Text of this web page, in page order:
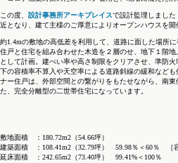
この度、 設計事務所アーキプレイスで設計監理しました
近となり、建て主様のご厚意によりオープンハウスを開
約1.4mの敷地の高低差を利用して、道路に面した場所
住戸と住宅を組み合わせた木造を２層のせ、地下１階地
として計画。建ぺい率や高さ制限をクリアさせ、準防
下の容積率不算入や天空率による道路斜線の緩和など
ナー住戸は、外部空間との繋がりをもたせながら、南
た、完全分離型の二世帯住宅になっています。
敷地面積 ：180.72m2（54.66坪）
建築面積 ：108.41m2（32.79坪） 59.98％＜60％ ［容
延床面積 ：242.65m2（73.40坪） 99.41%＜100％